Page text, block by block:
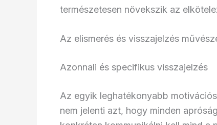
természetesen növekszik az
Az elismerés és visszajelzés
Azonnali és specifikus visszajelzés
Az egyik leghatékonyabb
nem jelenti azt, hogy minden